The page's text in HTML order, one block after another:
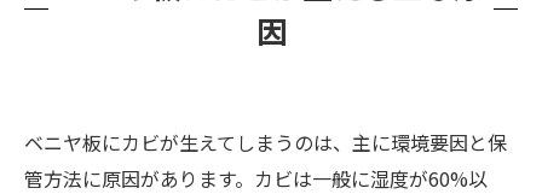
カビ再発防止の処理と、プロに任せるべき場合
因
ベニヤ板にカビが生えてしまうのは、主に環境要因と保
管方法に原因があります。カビは一般に湿度が60%以